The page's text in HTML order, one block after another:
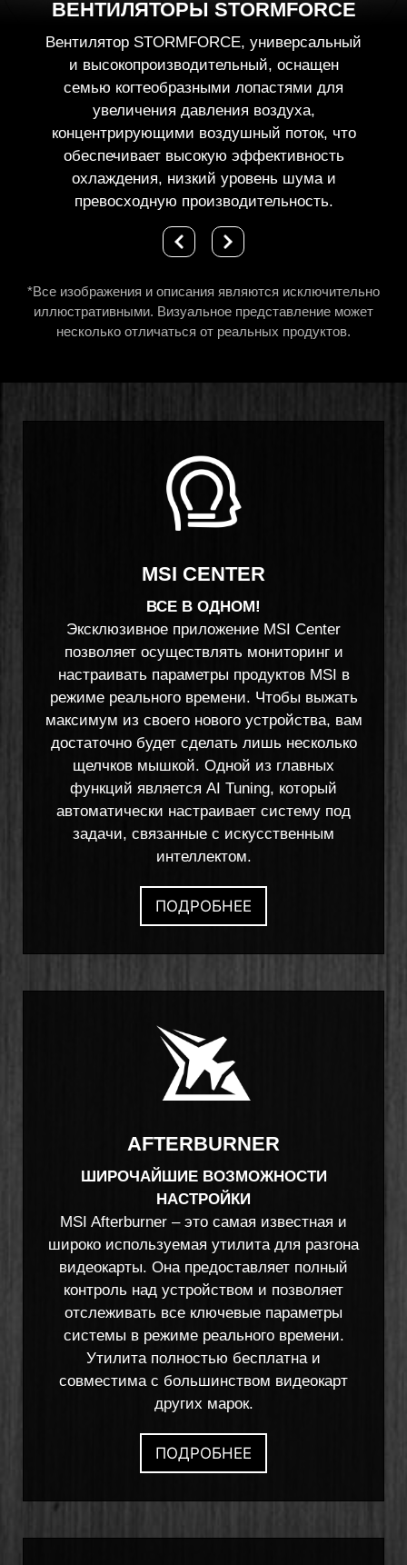
ВЕНТИЛЯТОРЫ STORMFORCE
Вентилятор STORMFORCE, универсальный
и высокопроизводительный, оснащен
семью когтеобразными лопастями для
увеличения давления воздуха,
концентрирующими воздушный поток, что
обеспечивает высокую эффективность
охлаждения, низкий уровень шума и
превосходную производительность.
*Все изображения и описания являются исключительно
иллюстративными. Визуальное представление может
несколько отличаться от реальных продуктов.
MSI CENTER
ВСЕ В ОДНОМ!
Эксклюзивное приложение MSI Center
позволяет осуществлять мониторинг и
настраивать параметры продуктов MSI в
режиме реального времени. Чтобы выжать
максимум из своего нового устройства, вам
достаточно будет сделать лишь несколько
щелчков мышкой. Одной из главных
функций является AI Tuning, который
автоматически настраивает систему под
задачи, связанные с искусственным
интеллектом.
ПОДРОБНЕЕ
AFTERBURNER
ШИРОЧАЙШИЕ ВОЗМОЖНОСТИ
НАСТРОЙКИ
MSI Afterburner – это самая известная и
широко используемая утилита для разгона
видеокарты. Она предоставляет полный
контроль над устройством и позволяет
отслеживать все ключевые параметры
системы в режиме реального времени.
Утилита полностью бесплатна и
совместима с большинством видеокарт
других марок.
ПОДРОБНЕЕ